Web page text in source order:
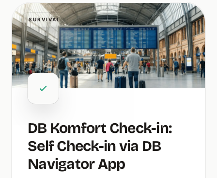
SURVIVAL
DB Komfort Check-in:
Self Check-in via DB
Navigator App